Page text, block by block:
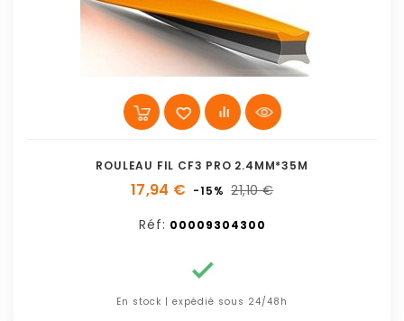
ROULEAU FIL CF3 PRO 2.4MM*35M
17,94 € -15% 21,10 €
Réf: 00009304300

En stock | expédié sous 24/48h